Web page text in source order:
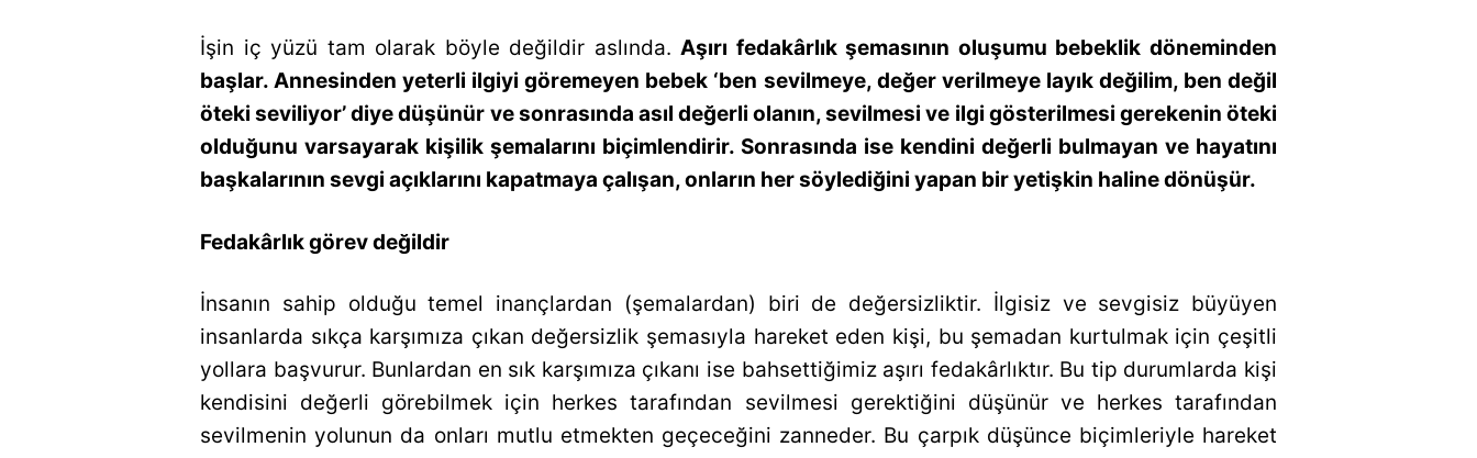
İşin iç yüzü tam olarak böyle değildir aslında.Aşırı fedakârlık şemasının oluşumu bebeklik döneminden
başlar. Annesinden yeterli ilgiyi göremeyen bebek ‘ben sevilmeye, değer verilmeye layık değilim, ben değil
öteki seviliyor’ diye düşünür ve sonrasında asıl değerli olanın, sevilmesi ve ilgi gösterilmesi gerekenin öteki
olduğunu varsayarak kişilik şemalarını biçimlendirir. Sonrasında ise kendini değerli bulmayan ve hayatını
başkalarının sevgi açıklarını kapatmaya çalışan, onların her söylediğini yapan bir yetişkin haline dönüşür.
Fedakârlık görev değildir
İnsanın sahip olduğu temel inançlardan (şemalardan) biri de değersizliktir. İlgisiz ve sevgisiz büyüyen
insanlarda sıkça karşımıza çıkan değersizlik şemasıyla hareket eden kişi, bu şemadan kurtulmak için çeşitli
yollara başvurur. Bunlardan en sık karşımıza çıkanı ise bahsettiğimiz aşırı fedakârlıktır. Bu tip durumlarda kişi
kendisini değerli görebilmek için herkes tarafından sevilmesi gerektiğini düşünür ve herkes tarafından
sevilmenin yolunun da onları mutlu etmekten geçeceğini zanneder. Bu çarpık düşünce biçimleriyle hareket